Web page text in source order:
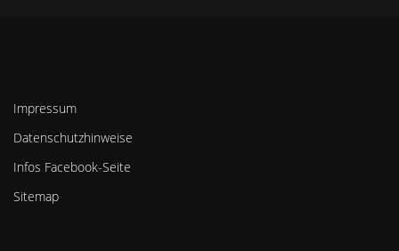
Impressum
Datenschutzhinweise
Infos Facebook-Seite
Sitemap